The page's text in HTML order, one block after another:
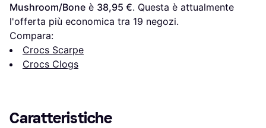
Mushroom/Bone è 38,95 €. Questa è attualmente
l'offerta più economica tra 19 negozi.
Compara:
Crocs Scarpe
Crocs Clogs
Caratteristiche